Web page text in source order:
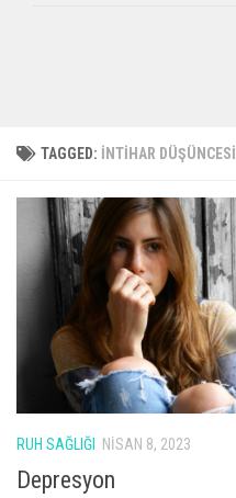
TAGGED: İNTIHAR DÜŞÜNCESI
RUH SAĞLIĞI NISAN 8, 2023
Depresyon